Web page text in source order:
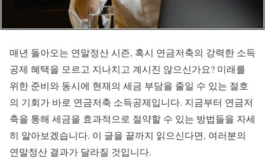
매년 돌아오는 연말정산 시즌, 혹시 연금저축의 강력한 소득
공제 혜택을 모르고 지나치고 계시진 않으신가요? 미래를
위한 준비와 동시에 현재의 세금 부담을 줄일 수 있는 절호
의 기회가 바로 연금저축 소득공제입니다. 지금부터 연금저
축을 통해 세금을 효과적으로 절약할 수 있는 방법들을 자세
히 알아보겠습니다. 이 글을 끝까지 읽으신다면, 여러분의
연말정산 결과가 달라질 것입니다.